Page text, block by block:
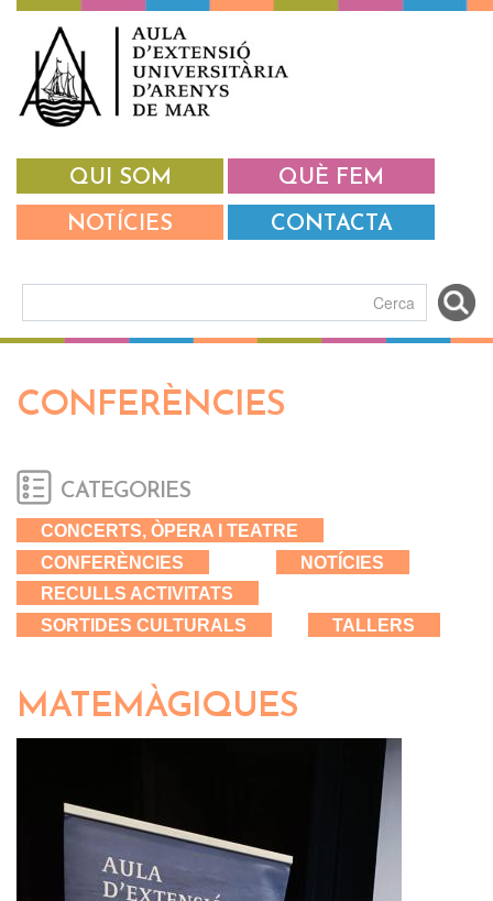
Vés al contingut
QUI SOM QUÈ FEM
NOTÍCIES CONTACTA
Formulari de cerca
CONFERÈNCIES
CATEGORIES
CONCERTS, ÒPERA I TEATRE
CONFERÈNCIES
NOTÍCIES
RECULLS ACTIVITATS
SORTIDES CULTURALS
TALLERS
MATEMÀGIQUES